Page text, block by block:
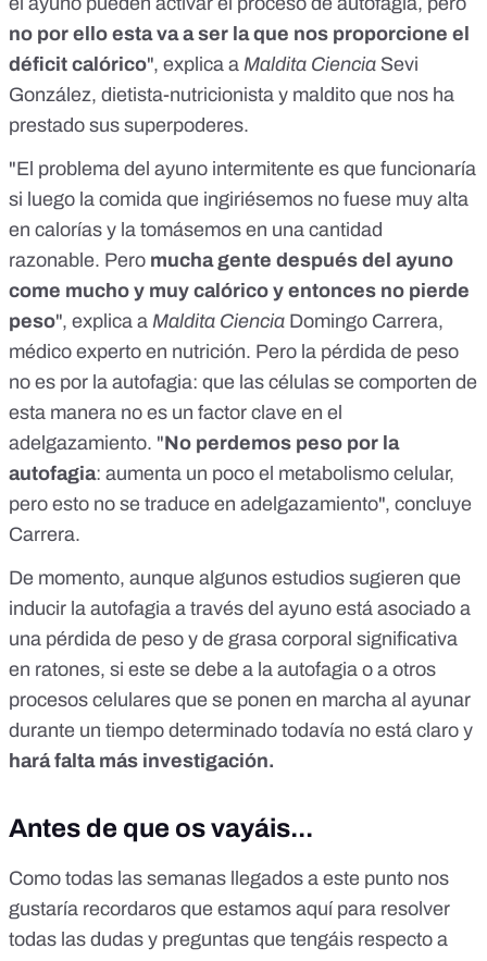
no por ello esta va a ser la que nos proporcione el
déficit calórico", explica a Maldita Ciencia Sevi
González, dietista-nutricionista y maldito que nos ha
prestado sus superpoderes.
"El problema del ayuno intermitente es que funcionaría
si luego la comida que ingiriésemos no fuese muy alta
en calorías y la tomásemos en una cantidad
razonable. Pero mucha gente después del ayuno
come mucho y muy calórico y entonces no pierde
peso", explica a Maldita Ciencia Domingo Carrera,
médico experto en nutrición. Pero la pérdida de peso
no es por la autofagia: que las células se comporten de
esta manera no es un factor clave en el
adelgazamiento. "No perdemos peso por la
autofagia: aumenta un poco el metabolismo celular,
pero esto no se traduce en adelgazamiento", concluye
Carrera.
De momento, aunque algunos estudios sugieren que
inducir la autofagia a través del ayuno está asociado a
una pérdida de peso y de grasa corporal significativa
en ratones, si este se debe a la autofagia o a otros
procesos celulares que se ponen en marcha al ayunar
durante un tiempo determinado todavía no está claro y
hará falta más investigación.
Antes de que os vayáis...
Como todas las semanas llegados a este punto nos
gustaría recordaros que estamos aquí para resolver
todas las dudas y preguntas que tengáis respecto a